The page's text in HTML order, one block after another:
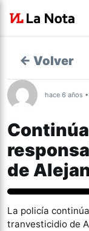
← Volver
hace 6 años
de
Tucumán
La policía
tranvesticidio de